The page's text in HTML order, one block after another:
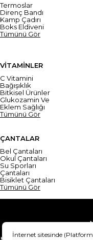
Termoslar
Direnç Bandı
Kamp Çadırı
Boks Eldiveni
Tümünü Gör
VİTAMİNLER
C Vitamini
Bağışıklık
Bitkisel Ürünler
Glukozamin Ve
Eklem Sağlığı
Tümünü Gör
ÇANTALAR
Bel Çantaları
Okul Çantaları
Su Sporları
Çantaları
Bisiklet Çantaları
Tümünü Gör